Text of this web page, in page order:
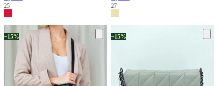
25 27
−15% −15%